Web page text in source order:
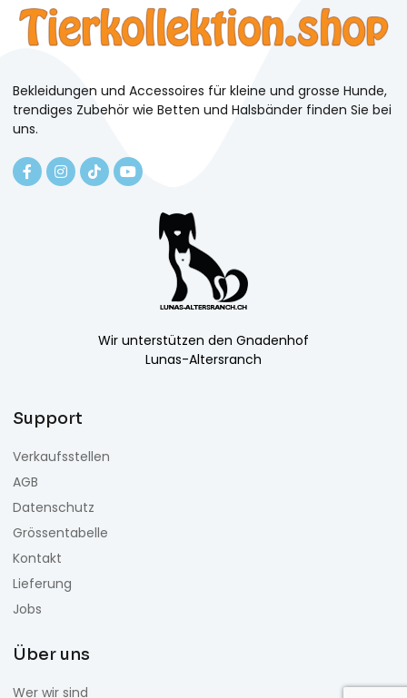
Bekleidungen und Accessoires für kleine und grosse Hunde,
trendiges Zubehör wie Betten und Halsbänder finden Sie bei
uns.
Wir unterstützen den Gnadenhof
Lunas-Altersranch
Support
Verkaufsstellen
AGB
Datenschutz
Grössentabelle
Kontakt
Lieferung
Jobs
Über uns
Wer wir sind